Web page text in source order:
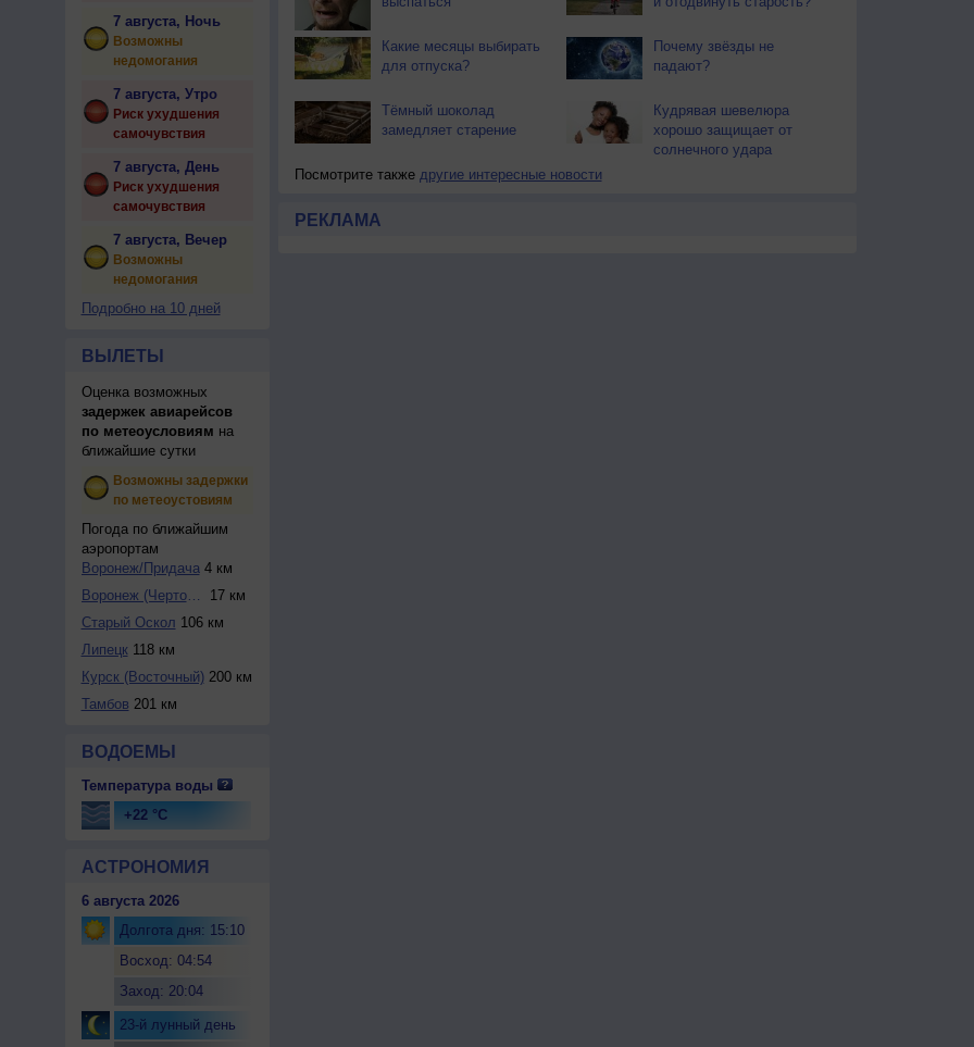
7 августа, Ночь
Возможны
недомогания
7 августа, Утро
Риск ухудшения
самочувствия
7 августа, День
Риск ухудшения
самочувствия
7 августа, Вечер
Возможны
недомогания
Подробно на 10 дней
ВЫЛЕТЫ
Оценка возможных
задержек авиарейсов
по метеоусловиям на
ближайшие сутки
Возможны задержки
по метеоустовиям
Погода по ближайшим
аэропортам
Воронeж/Придача4 км
Воронеж (Чертовит...
17 км
Старый Оскол 106 км
Липецк118 км
Курск (Восточный)200 км
Тамбов 201 км
ВОДОЕМЫ
Температура воды
+22 °C
АСТРОНОМИЯ
6 августа 2026
Долгота дня: 15:10
Восход: 04:54
Заход: 20:04
23-й лунный день
Какие месяцы выбирать
для отпуска?
Почему звёзды не
падают?
Тёмный шоколад
замедляет старение
Кудрявая шевелюра
хорошо защищает от
солнечного удара
Посмотрите также другие интересные новости
РЕКЛАМА